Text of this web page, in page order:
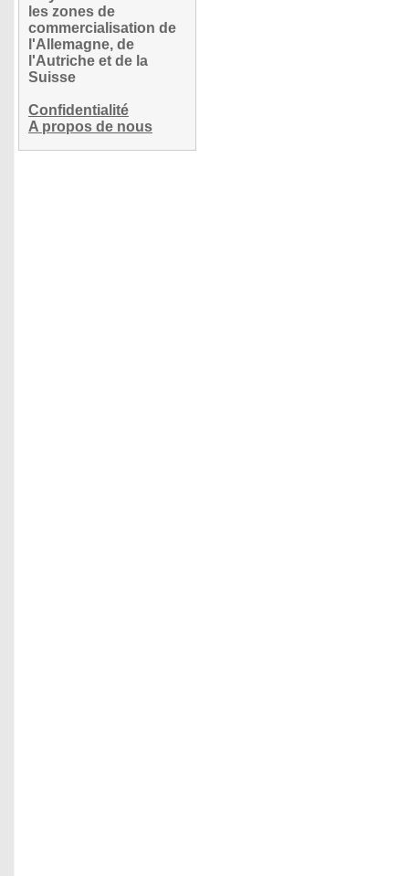
les zones de
commercialisation de
l'Allemagne, de
l'Autriche et de la
Suisse
Confidentialité
A propos de nous